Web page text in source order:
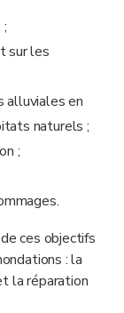
sur les
alluviales en
naturels ;
;
ces objectifs
: la
la réparation